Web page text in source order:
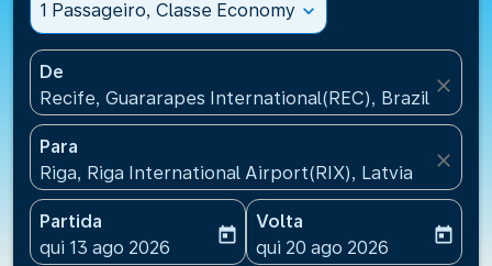
1 Passageiro, Classe Economy expand_more
De
Recife, Guararapes International(REC), Brazil
close
Para
Riga, Riga International Airport(RIX), Latvia
close
Partida
fc-booking-departure-date-aria-label
qui 13 ago 2026
today
Volta
fc-booking-return-date-
qui 20 ago 2026
today